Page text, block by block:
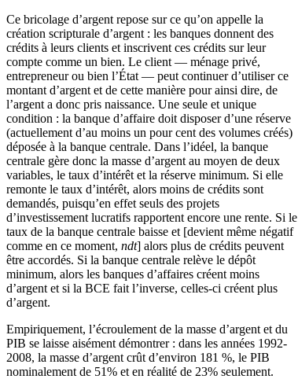
Ce bricolage d’argent repose sur ce qu’on appelle la
création scripturale d’argent : les banques donnent des
crédits à leurs clients et inscrivent ces crédits sur leur
compte comme un bien. Le client — ménage privé,
entrepreneur ou bien l’État — peut continuer d’utiliser ce
montant d’argent et de cette manière pour ainsi dire, de
l’argent a donc pris naissance. Une seule et unique
condition : la banque d’affaire doit disposer d’une réserve
(actuellement d’au moins un pour cent des volumes créés)
déposée à la banque centrale. Dans l’idéel, la banque
centrale gère donc la masse d’argent au moyen de deux
variables, le taux d’intérêt et la réserve minimum. Si elle
remonte le taux d’intérêt, alors moins de crédits sont
demandés, puisqu’en effet seuls des projets
d’investissement lucratifs rapportent encore une rente. Si le
taux de la banque centrale baisse et [devient même négatif
comme en ce moment, ndt] alors plus de crédits peuvent
être accordés. Si la banque centrale relève le dépôt
minimum, alors les banques d’affaires créent moins
d’argent et si la BCE fait l’inverse, celles-ci créent plus
d’argent.
Empiriquement, l’écroulement de la masse d’argent et du
PIB se laisse aisément démontrer : dans les années 1992-
2008, la masse d’argent crût d’environ 181 %, le PIB
nominalement de 51% et en réalité de 23% seulement.